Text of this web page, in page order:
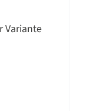
Variante